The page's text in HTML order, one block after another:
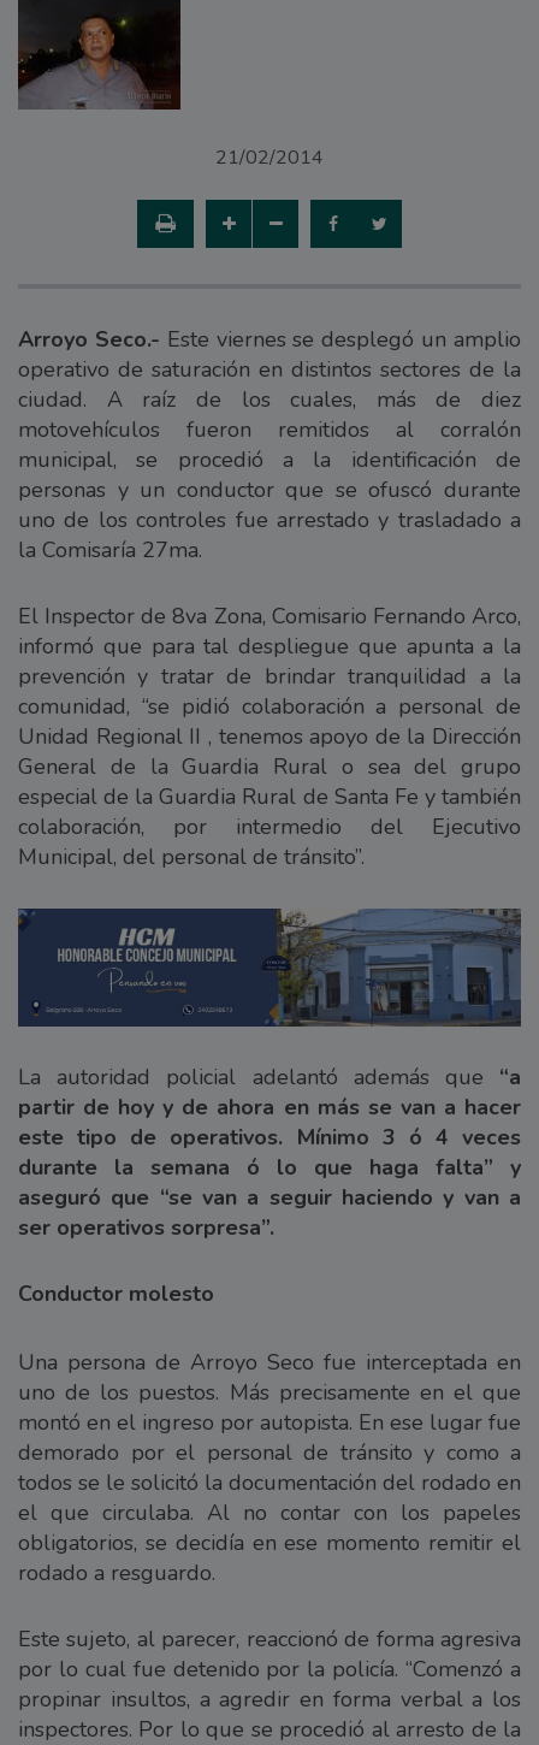
21/02/2014
Arroyo Seco.- Este viernes se desplegó un amplio
operativo de saturación en distintos sectores de la
ciudad. A raíz de los cuales, más de diez
motovehículos fueron remitidos al corralón
municipal, se procedió a la identificación de
personas y un conductor que se ofuscó durante
uno de los controles fue arrestado y trasladado a
la Comisaría 27ma.
El Inspector de 8va Zona, Comisario Fernando Arco,
informó que para tal despliegue que apunta a la
prevención y tratar de brindar tranquilidad a la
comunidad, “se pidió colaboración a personal de
Unidad Regional II , tenemos apoyo de la Dirección
General de la Guardia Rural o sea del grupo
especial de la Guardia Rural de Santa Fe y también
colaboración, por intermedio del Ejecutivo
Municipal, del personal de tránsito”.
La autoridad policial adelantó además que “a
partir de hoy y de ahora en más se van a hacer
este tipo de operativos. Mínimo 3 ó 4 veces
durante la semana ó lo que haga falta” y
aseguró que “se van a seguir haciendo y van a
ser operativos sorpresa”.
Conductor molesto
Una persona de Arroyo Seco fue interceptada en
uno de los puestos. Más precisamente en el que
montó en el ingreso por autopista. En ese lugar fue
demorado por el personal de tránsito y como a
todos se le solicitó la documentación del rodado en
el que circulaba. Al no contar con los papeles
obligatorios, se decidía en ese momento remitir el
rodado a resguardo.
Este sujeto, al parecer, reaccionó de forma agresiva
por lo cual fue detenido por la policía. “Comenzó a
propinar insultos, a agredir en forma verbal a los
inspectores. Por lo que se procedió al arresto de la